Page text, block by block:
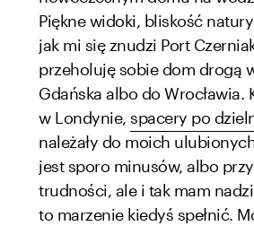
Piękne widoki, bliskość
jak mi się znudzi Port
przeholuję sobie dom drogą
Gdańska albo do Wrocławia.
w Londynie, spacery po
należały do moich
jest sporo minusów, albo
trudności, ale i tak mam
to marzenie kiedyś spełnić.